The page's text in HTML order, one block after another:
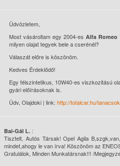
Üdvözletem,
Most vásároltam egy 2004-es Alfa Romeo
milyen olajat tegyek bele a cserénél?
Válaszát előre is köszönöm.
Kedves Érdeklődő!
Egy félszintetikus, 10W40-es viszkozitású
gyári előírásoknak is.
Üdv, Olajdoki | link: http://totalcar.hu/
Bai-Gál L. :
Tisztelt, Autós Társak! Opel Agila
mindet,ahogy le van írva! Köszönöm az
Gratulálok, Minden Munkatársnak!!! /